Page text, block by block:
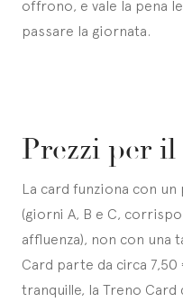
offrono, e vale la pena
passare la giornata.
Prezzi per il
La card funziona con
(giorni A, B e C,
affluenza), non con una
Card parte da circa
tranquille, la Treno Card